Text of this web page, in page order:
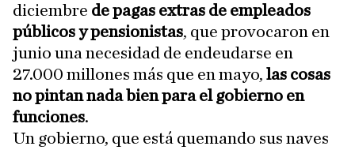
diciembre de pagas extras de empleados
públicos y pensionistas, que provocaron en
junio una necesidad de endeudarse en
27.000 millones más que en mayo, las cosas
no pintan nada bien para el gobierno en
funciones.
Un gobierno, que está quemando sus naves